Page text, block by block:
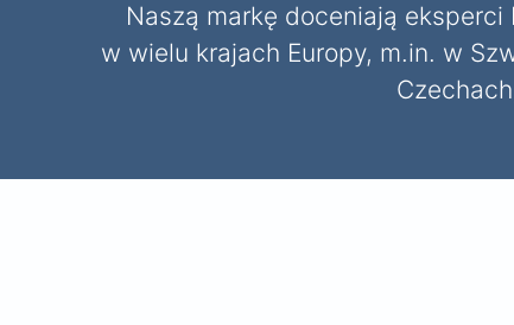
Naszą markę doceniają
w wielu krajach Europy, m.in. w